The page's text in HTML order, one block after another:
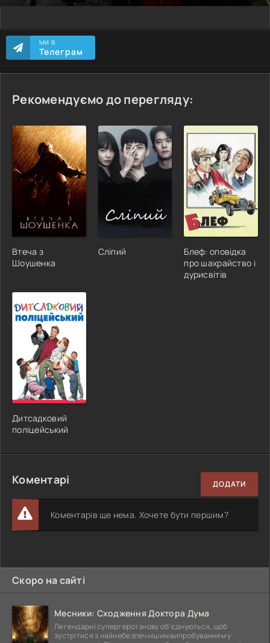
МИ В
Телеграм
Рекомендуємо до перегляду:
Втеча з
Шоушенка
Сліпий
Блеф: оповідка
про шахрайство і
дурисвітів
Дитсадковий
поліцейський
Коментарі ДОДАТИ
Коментарів ще нема. Хочете бути першим?
Скоро на сайті
Месники: Сходження Доктора Дума
Легендарні супергерої знову об'єднуються, щоб
зустрітися з найнебезпечнішим випробуванням у